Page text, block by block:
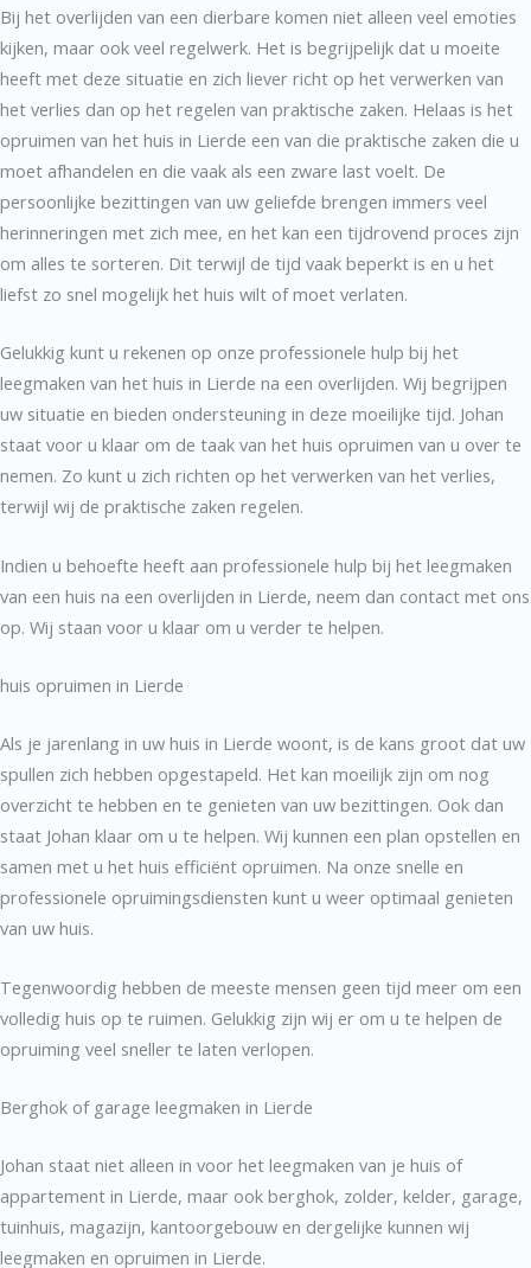
Bij het overlijden van een dierbare komen niet alleen veel emoties
kijken, maar ook veel regelwerk. Het is begrijpelijk dat u moeite
heeft met deze situatie en zich liever richt op het verwerken van
het verlies dan op het regelen van praktische zaken. Helaas is het
opruimen van het huis in Lierde een van die praktische zaken die u
moet afhandelen en die vaak als een zware last voelt. De
persoonlijke bezittingen van uw geliefde brengen immers veel
herinneringen met zich mee, en het kan een tijdrovend proces zijn
om alles te sorteren. Dit terwijl de tijd vaak beperkt is en u het
liefst zo snel mogelijk het huis wilt of moet verlaten.
Gelukkig kunt u rekenen op onze professionele hulp bij het
leegmaken van het huis in Lierde na een overlijden. Wij begrijpen
uw situatie en bieden ondersteuning in deze moeilijke tijd. Johan
staat voor u klaar om de taak van het huis opruimen van u over te
nemen. Zo kunt u zich richten op het verwerken van het verlies,
terwijl wij de praktische zaken regelen.
Indien u behoefte heeft aan professionele hulp bij het leegmaken
van een huis na een overlijden in Lierde, neem dan contact met ons
op. Wij staan voor u klaar om u verder te helpen.
huis opruimen in Lierde
Als je jarenlang in uw huis in Lierde woont, is de kans groot dat uw
spullen zich hebben opgestapeld. Het kan moeilijk zijn om nog
overzicht te hebben en te genieten van uw bezittingen. Ook dan
staat Johan klaar om u te helpen. Wij kunnen een plan opstellen en
samen met u het huis efficiënt opruimen. Na onze snelle en
professionele opruimingsdiensten kunt u weer optimaal genieten
van uw huis.
Tegenwoordig hebben de meeste mensen geen tijd meer om een
volledig huis op te ruimen. Gelukkig zijn wij er om u te helpen de
opruiming veel sneller te laten verlopen.
Berghok of garage leegmaken in Lierde
Johan staat niet alleen in voor het leegmaken van je huis of
appartement in Lierde, maar ook berghok, zolder, kelder, garage,
tuinhuis, magazijn, kantoorgebouw en dergelijke kunnen wij
leegmaken en opruimen in Lierde.